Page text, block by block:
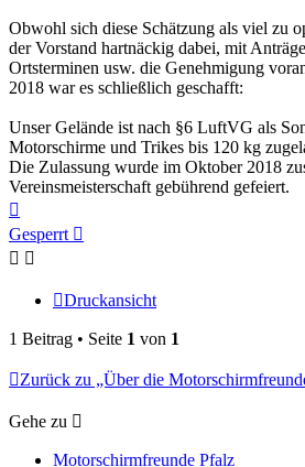
Obwohl sich diese Schätzung als viel zu
der Vorstand hartnäckig dabei, mit
Ortsterminen usw. die Genehmigung
2018 war es schließlich geschafft:
Unser Gelände ist nach §6 LuftVG als
Motorschirme und Trikes bis 120 kg
Die Zulassung wurde im Oktober 2018
Vereinsmeisterschaft gebührend gefeiert.
oben
Gesperrt
Druckansicht
1 Beitrag • Seite 1 von 1
Zurück zu „Über die
Gehe zu
Motorschirmfreunde Pfalz